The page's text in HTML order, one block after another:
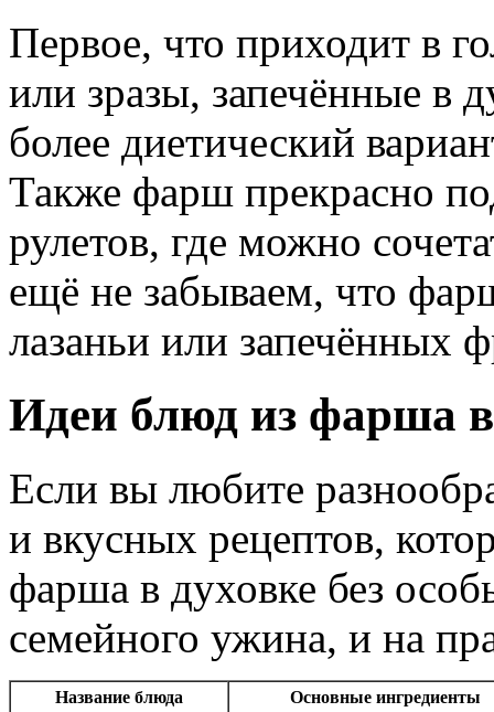
Первое, что приходит в
или зразы, запечённые в
более диетический
Также фарш прекрасно
рулетов, где можно
ещё не забываем, что
лазаньи или запечённых
Идеи блюд из фарша в
Если вы любите
и вкусных рецептов,
фарша в духовке без
семейного ужина, и на
Название блюда
Основные ингредиенты